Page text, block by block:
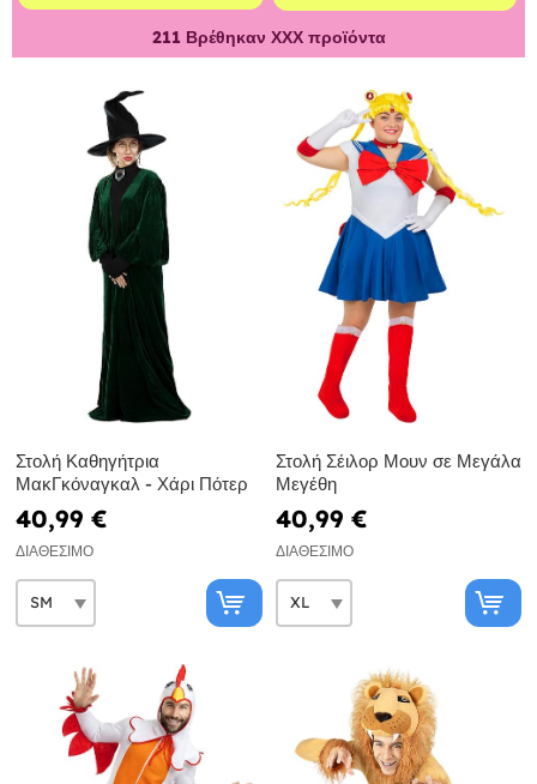
211 Βρέθηκαν ΧΧΧ προϊόντα
Στολή Καθηγήτρια
ΜακΓκόναγκαλ - Χάρι Πότερ
40,99 €
ΔΙΑΘΈΣΙΜΟ
Στολή Σέιλορ Μουν σε Μεγάλα
Μεγέθη
40,99 €
ΔΙΑΘΈΣΙΜΟ